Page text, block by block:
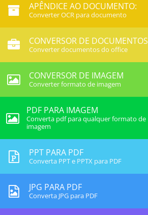
APÊNDICE AO DOCUMENTO:
Converter OCR para documento
CONVERSOR DE DOCUMENTOS
Converter documentos do office
CONVERSOR DE IMAGEM
Converter formato de imagem
PDF PARA IMAGEM
Converta pdf para qualquer formato de
imagem
PPT PARA PDF
Converta PPT e PPTX para PDF
JPG PARA PDF
Converta JPG para PDF